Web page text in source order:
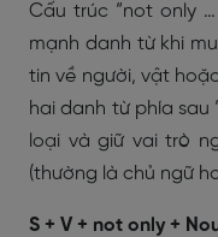
Cấu trúc “not only
mạnh danh từ khi
tin về người, vật
hai danh từ phía sau
loại và giữ vai trò
(thường là chủ ngữ
S + V + not only +